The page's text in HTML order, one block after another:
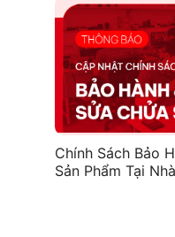
Chính Sách Bảo
Sản Phẩm Tại